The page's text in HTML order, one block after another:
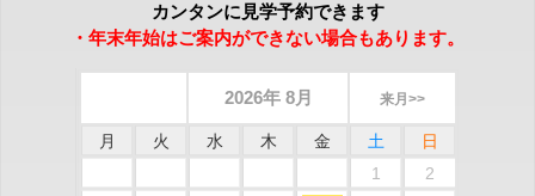
カンタンに見学予約できます
・年末年始はご案内ができない場合もあります。
2026年 8月 来月>>
月 火 水 木 金 土
日
1
2